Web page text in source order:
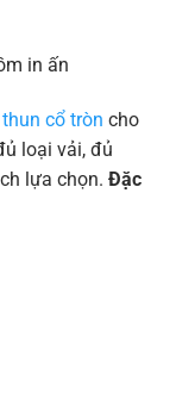
in ấn
cổ tròn cho
loại vải, đủ
lựa chọn. Đặc